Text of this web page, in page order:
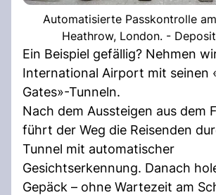
Automatisierte Passkontrolle
Heathrow, London. -
Ein Beispiel gefällig? Nehmen
International Airport mit seinen
Gates»-Tunneln.
Nach dem Aussteigen aus dem
führt der Weg die Reisenden
Tunnel mit automatischer
Gesichtserkennung. Danach
Gepäck – ohne Wartezeit am